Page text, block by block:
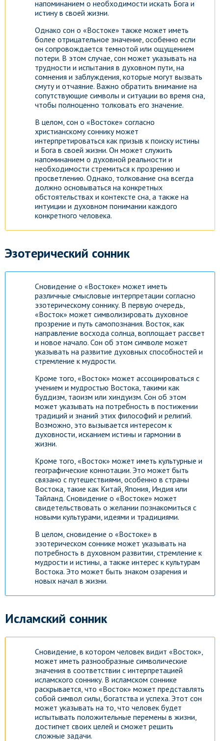
напоминанием о необходимости искать Бога и
истину в своей жизни.
Однако сон о «Востоке» также может иметь
более отрицательное значение, особенно если
он сопровождается темнотой или ощущением
потери. В этом случае, сон может указывать на
трудности и испытания в духовном пути, на
сомнения и заблуждения, которые могут вызвать
смуту и отчаяние. Важно обратить внимание на
сопутствующие символы и ситуации во время сна,
чтобы полноценно толковать его значение.
В целом, сон о «Востоке» согласно
христианскому соннику может
интерпретироваться как призыв к поиску истины
и Бога в своей жизни. Он может служить
напоминанием о духовной реальности и
необходимости стремиться к прозрению и
просветлению. Однако, толкование сна всегда
должно основываться на конкретных
обстоятельствах и контексте сна, а также на
интуиции и духовном понимании каждого
конкретного человека.
Эзотерический сонник
Сновидение о «Востоке» может иметь
различные смысловые интерпретации согласно
эзотерическому соннику. В первую очередь,
«Восток» может символизировать духовное
прозрение и путь самопознания. Восток, как
направление восхода солнца, воплощает рассвет
и новое начало. Сон об этом символе может
указывать на развитие духовных способностей и
стремление к мудрости.
Кроме того, «Восток» может ассоциироваться с
учением и мудростью Востока, такими как
буддизм, таоизм или хиндуизм. Сон об этом
может указывать на потребность в постижении
традиций и знаний этих философий и религий.
Возможно, это вызывается интересом к
духовности, исканием истины и гармонии в
жизни.
Кроме того, «Восток» может иметь культурные и
географические коннотации. Это может быть
связано с путешествиями, особенно в страны
Востока, такие как Китай, Япония, Индия или
Тайланд. Сновидение о «Востоке» может
свидетельствовать о желании познакомиться с
новыми культурами, идеями и традициями.
В целом, сновидение о «Востоке» в
эзотерическом соннике может указывать на
потребность в духовном развитии, стремление к
мудрости и истины, а также интерес к культурам
Востока. Это может быть знаком озарения и
новых начал в жизни.
Исламский сонник
Сновидение, в котором человек видит «Восток»,
может иметь разнообразные символические
значения в соответствии с интерпретацией
исламского соннику. В исламском соннике
раскрывается, что «Восток» может представлять
собой символ силы, богатства и успеха. Этот сон
может указывать на то, что человек будет
испытывать положительные перемены в жизни,
достигнет своих целей и сможет решить
сложные задачи.